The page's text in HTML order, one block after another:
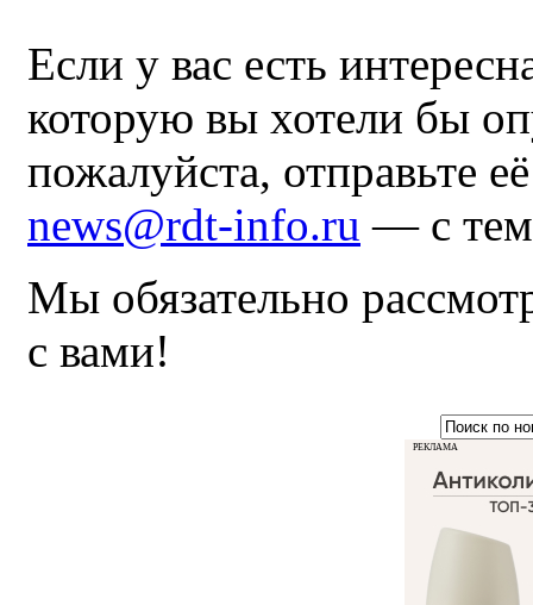
Если у вас есть
которую вы хотели бы
пожалуйста, отправьте
news@rdt-info.ru — с
Мы обязательно
с вами!
РЕКЛАМА